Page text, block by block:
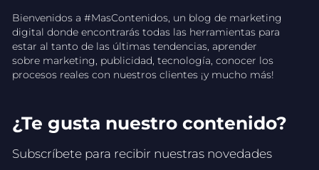
Bienvenidos a #MasContenidos, un blog de marketing
digital donde encontrarás todas las herramientas para
estar al tanto de las últimas tendencias, aprender
sobre marketing, publicidad, tecnología, conocer los
procesos reales con nuestros clientes ¡y mucho más!
¿Te gusta nuestro contenido?
Subscríbete para recibir nuestras novedades